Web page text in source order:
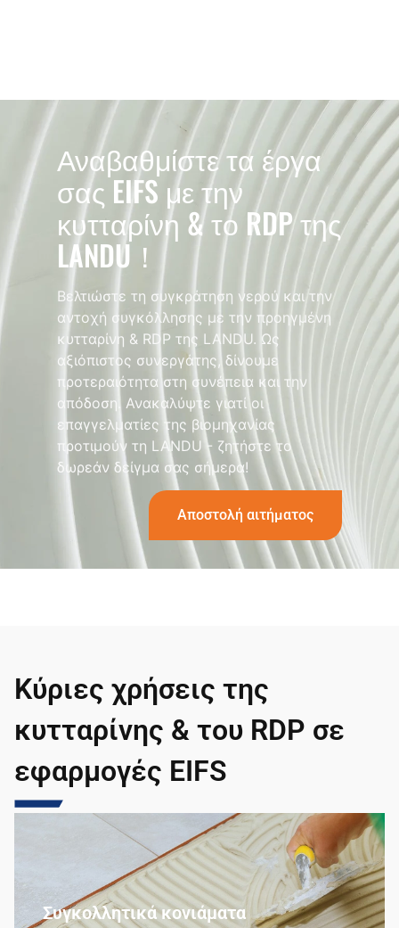
Αναβαθμίστε τα έργα
σας EIFS με την
κυτταρίνη & το RDP της
LANDU！
Βελτιώστε τη συγκράτηση νερού και την
αντοχή συγκόλλησης με την προηγμένη
κυτταρίνη & RDP της LANDU. Ως
αξιόπιστος συνεργάτης, δίνουμε
προτεραιότητα στη συνέπεια και την
απόδοση. Ανακαλύψτε γιατί οι
επαγγελματίες της βιομηχανίας
προτιμούν τη LANDU - ζητήστε το
δωρεάν δείγμα σας σήμερα!
Αποστολή αιτήματος
Κύριες χρήσεις της
κυτταρίνης & του RDP σε
εφαρμογές EIFS
Συγκολλητικά κονιάματα